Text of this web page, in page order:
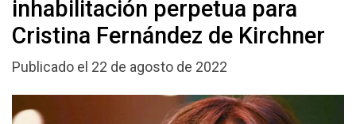
inhabilitación perpetua para
Cristina Fernández de Kirchner
Publicado el 22 de agosto de 2022